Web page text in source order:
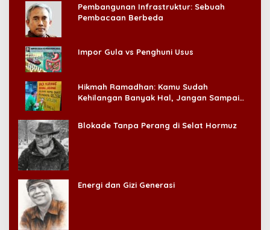
Pembangunan Infrastruktur: Sebuah
Pembacaan Berbeda
Impor Gula vs Penghuni Usus
Hikmah Ramadhan: Kamu Sudah
Kehilangan Banyak Hal, Jangan Sampai
Blokade Tanpa Perang di Selat Hormuz
Energi dan Gizi Generasi